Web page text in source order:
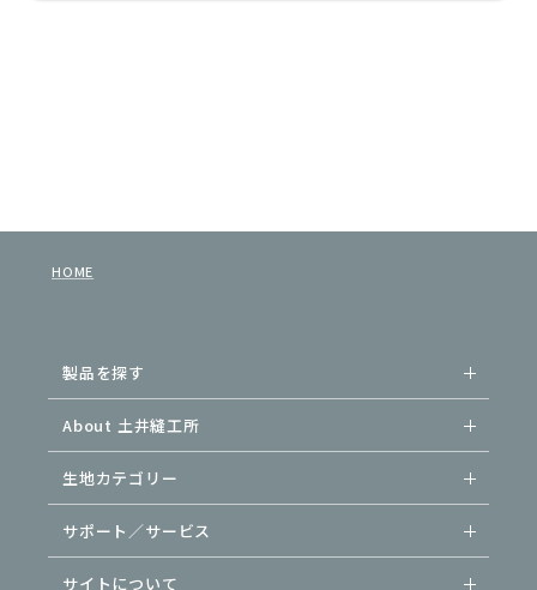
HOME
製品を探す
About 土井縫工所
生地カテゴリー
サポート／サービス
サイトについて